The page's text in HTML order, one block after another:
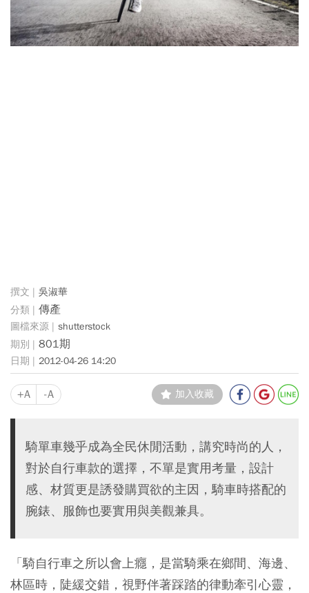
吳淑華
傳產
shutterstock
801期
2012-04-26 14:20
+A -A 加入收藏
騎單車幾乎成為全民休閒活動，講究時尚的人，
對於自行車款的選擇，不單是實用考量，設計
感、材質更是誘發購買欲的主因，騎車時搭配的
腕錶、服飾也要實用與美觀兼具。
「騎自行車之所以會上癮，是當騎乘在鄉間、海邊、
林區時，陡緩交錯，視野伴著踩踏的律動牽引心靈，